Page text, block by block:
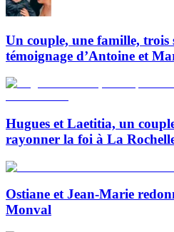
Un couple, une famille, trois
témoignage d’Antoine et
Hugues et Laetitia, un
rayonner la foi à La
Ostiane et Jean-Marie
Monval